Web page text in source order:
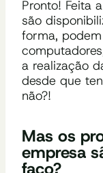
Pronto! Feita
são
forma,
a realização d
desde que
não?!
Mas os
empresa